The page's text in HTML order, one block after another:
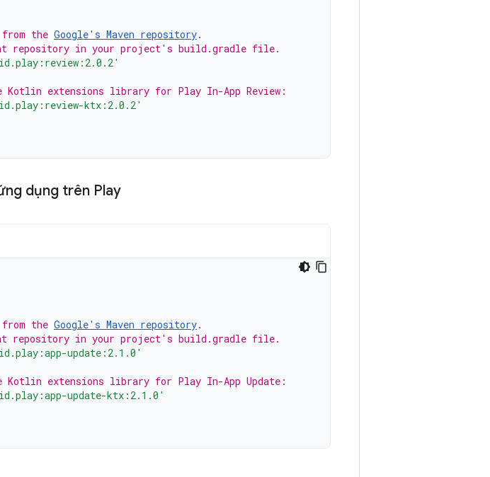
from the Google's Maven repository.
repository in your project's build.gradle file.
extensions library for Play In-App Review:
ktx:2.0.2'
dụng trên Play
from the Google's Maven repository.
repository in your project's build.gradle file.
update:2.1.0'
extensions library for Play In-App Update:
update-ktx:2.1.0'